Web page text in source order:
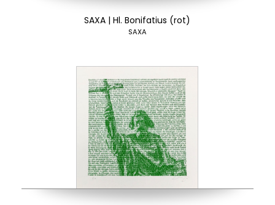
SAXA | Hl. Bonifatius (rot)
SAXA